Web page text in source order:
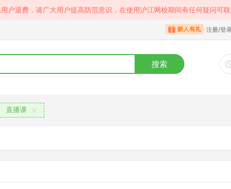
户退费，请广大用户提高防范意识，在使用沪江网校期间有任何疑问可联
注册/登
搜索
直播课